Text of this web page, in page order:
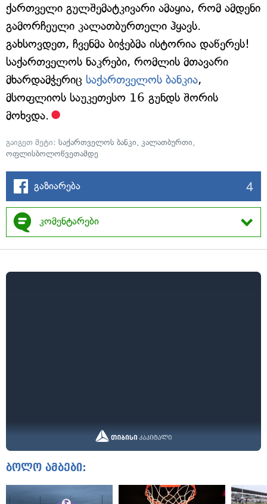
ქართველი გულშემატკივარი ამაყია, რომ ამდენი
გამორჩეული კალათბურთელი ჰყავს.
გახსოვდეთ, ჩვენმა ბიჭებმა ისტორია დაწერეს!
საქართველოს ნაკრები, რომლის მთავარი
მხარდამჭერიც საქართველოს ბანკია,
მსოფლიოს საუკეთესო 16 გუნდს შორის
მოხვდა.
გაიგეთ მეტი: საქართველოს ბანკი, კალათბურთი,
ოფლისბოლოწვეთამდე
გაზიარება 4
კომენტარები
ბოლო ამბები: